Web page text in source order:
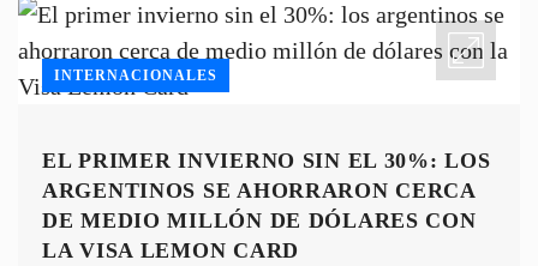
INTERNACIONALES
EL PRIMER INVIERNO SIN EL 30%: LOS
ARGENTINOS SE AHORRARON CERCA
DE MEDIO MILLÓN DE DÓLARES CON
LA VISA LEMON CARD